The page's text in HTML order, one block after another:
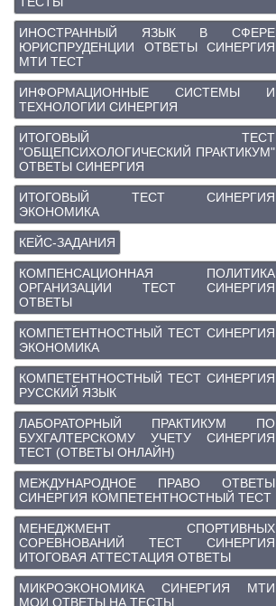
ИНОСТРАННЫЙ ЯЗЫК В СФЕРЕ
ЮРИСПРУДЕНЦИИ ОТВЕТЫ СИНЕРГИЯ
МТИ ТЕСТ
ИНФОРМАЦИОННЫЕ СИСТЕМЫ И
ТЕХНОЛОГИИ СИНЕРГИЯ
ИТОГОВЫЙ ТЕСТ
"ОБЩЕПСИХОЛОГИЧЕСКИЙ ПРАКТИКУМ"
ОТВЕТЫ СИНЕРГИЯ
ИТОГОВЫЙ ТЕСТ СИНЕРГИЯ
ЭКОНОМИКА
КЕЙС-ЗАДАНИЯ
КОМПЕНСАЦИОННАЯ ПОЛИТИКА
ОРГАНИЗАЦИИ ТЕСТ СИНЕРГИЯ
ОТВЕТЫ
КОМПЕТЕНТНОСТНЫЙ ТЕСТ СИНЕРГИЯ
ЭКОНОМИКА
КОМПЕТЕНТНОСТНЫЙ ТЕСТ СИНЕРГИЯ
РУССКИЙ ЯЗЫК
ЛАБОРАТОРНЫЙ ПРАКТИКУМ ПО
БУХГАЛТЕРСКОМУ УЧЕТУ СИНЕРГИЯ
ТЕСТ (ОТВЕТЫ ОНЛАЙН)
МЕЖДУНАРОДНОЕ ПРАВО ОТВЕТЫ
СИНЕРГИЯ КОМПЕТЕНТНОСТНЫЙ ТЕСТ
МЕНЕДЖМЕНТ СПОРТИВНЫХ
СОРЕВНОВАНИЙ ТЕСТ СИНЕРГИЯ
ИТОГОВАЯ АТТЕСТАЦИЯ ОТВЕТЫ
МИКРОЭКОНОМИКА СИНЕРГИЯ МТИ
МОИ ОТВЕТЫ НА ТЕСТЫ.